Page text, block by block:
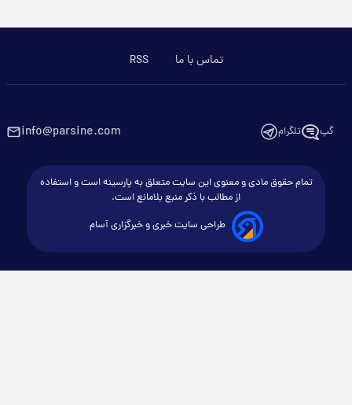
تماس با ما RSS
گپ تلگرام info@parsine.com
تمام حقوق مادی و معنوی این سایت متعلق به پارسینه است و استفاده
از مطالب با ذکر منبع بلامانع است.
طراحی سایت خبری و خبرگزاری آسام